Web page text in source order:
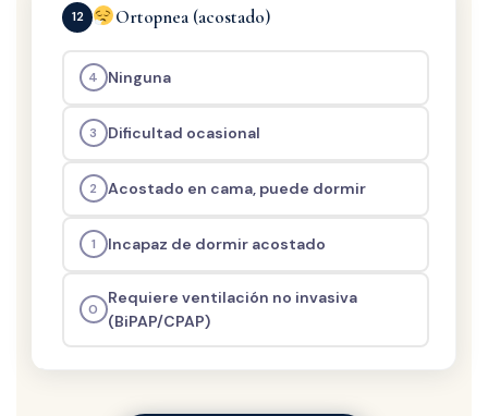
12 Ortopnea (acostado)
4 Ninguna
3 Dificultad ocasional
2 Acostado en cama, puede dormir
1 Incapaz de dormir acostado
0
Requiere ventilación no invasiva
(BiPAP/CPAP)